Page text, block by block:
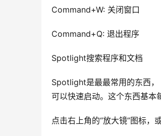
Command+W: 关闭窗口
Command+Q: 退出程序
Spotlight搜索程序和文档
Spotlight是最最常用的东西
可以快速启动。这个东西基本
点击右上角的“放大镜”图标